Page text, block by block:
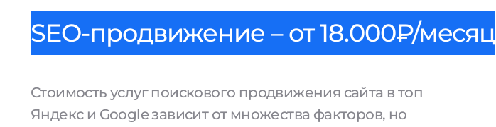
SEO-продвижение – от 18.000₽/месяц
Стоимость услуг поискового продвижения сайта в топ
Яндекс и Google зависит от множества факторов, но